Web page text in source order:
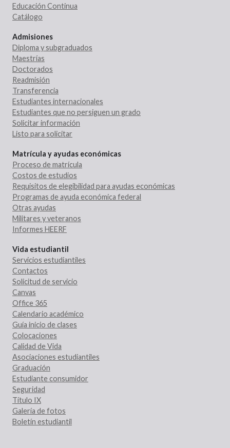
Educación Continua
Catálogo
Admisiones
Diploma y subgraduados
Maestrías
Doctorados
Readmisión
Transferencia
Estudiantes internacionales
Estudiantes que no persiguen un grado
Solicitar información
Listo para solicitar
Matrícula y ayudas económicas
Proceso de matrícula
Costos de estudios
Requisitos de elegibilidad para ayudas económicas
Programas de ayuda económica federal
Otras ayudas
Militares y veteranos
Informes HEERF
Vida estudiantil
Servicios estudiantiles
Contactos
Solicitud de servicio
Canvas
Office 365
Calendario académico
Guía inicio de clases
Colocaciones
Calidad de Vida
Asociaciones estudiantiles
Graduación
Estudiante consumidor
Seguridad
Título IX
Galería de fotos
Boletín estudiantil